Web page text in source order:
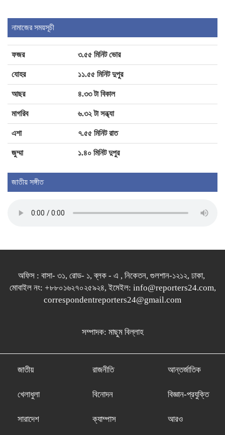
পঞ্চগড়ে ১১ দলীয় ঐক্যজোটের বিক্ষোভ মিছিল ও
আদালতে মামলা পরিচালনার সময় মৃত্যু চাঁদপুরের
সাবেক বার সভাপতি রুহুল আমিনের
জিলাপিতে ক্ষতিকর রাসায়নিক, মেয়াদোত্তীর্ণ পণ্য:
চাঁদপুরে ৩ প্রতিষ্ঠানকে জরিমানা
নামাজের সময়সূচী
ফজর ৩.৫৫ মিনিট ভোর
যোহর ১১.৫৫ মিনিট দুপুর
আছর ৪.৩৩ টা বিকাল
মাগরিব ৬.৩২ টা সন্ধ্যা
এশা ৭.৫৫ মিনিট রাত
জুম্মা ১.৪০ মিনিট দুপুর
জাতীয় সঙ্গীত
অফিস : বাসা- ৩১, রোড- ১, ব্লক - এ , নিকেতন, গুলশান-১২১২, ঢাকা,
মোবাইল নং: +৮৮০১৬২৭০২৫৯২৪, ইমেইল: info@reporters24.com,
correspondentreporters24@gmail.com
সম্পাদক: মাছুম বিল্লাহ
জাতীয় রাজনীতি আন্তর্জাতিক
খেলাধুলা বিনোদন বিজ্ঞান-প্রযুক্তি
সারাদেশ ক্যাম্পাস আরও